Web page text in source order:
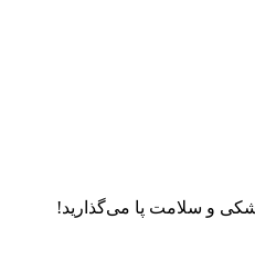
و سلامت پا می‌گذارید!